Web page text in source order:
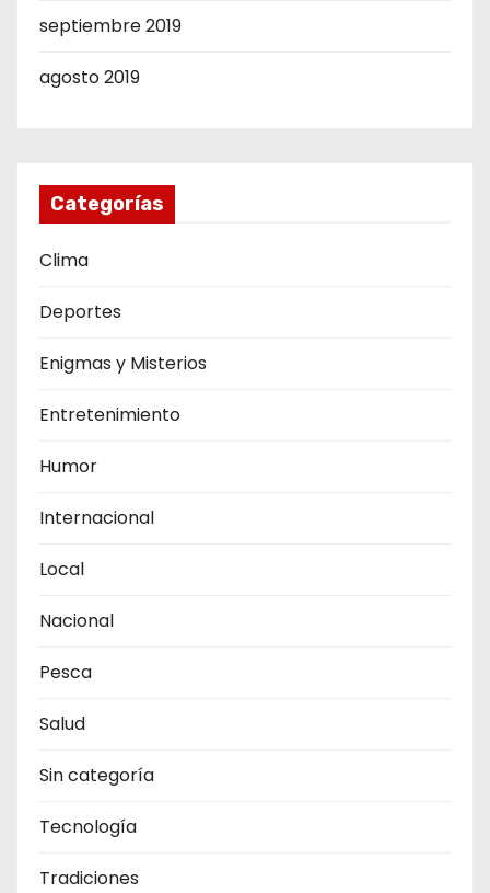
septiembre 2019
agosto 2019
Categorías
Clima
Deportes
Enigmas y Misterios
Entretenimiento
Humor
Internacional
Local
Nacional
Pesca
Salud
Sin categoría
Tecnología
Tradiciones